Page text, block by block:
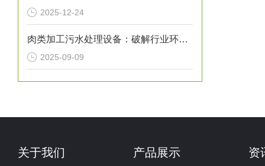
2025-12-24
肉类加工污水处理设备：破解行业环保难题的关键利器
2025-09-09
关于我们 产品展示 资